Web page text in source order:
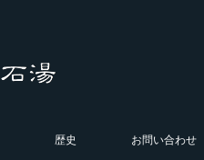
歴史 お問い合わせ